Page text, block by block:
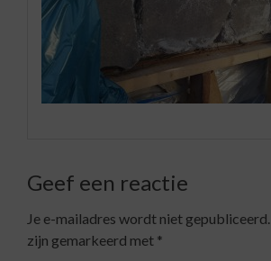
Geef een reactie
Je e-mailadres wordt niet gepubliceerd.
zijn gemarkeerd met *